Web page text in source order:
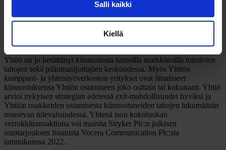
Salli kaikki
Kiellä
Yhtiön osakkeenomistajien tavoitteena on kaikkien osakkeiden
samanaikainen kontrolloitu myynti viimeistään vuoden 2024 aikana.
Myös Yhtiön pörssilistautumista pidetään potentiaalisena exit-
kanavana, ja sen mahdollisuuksia kartoitetaan osana muuta
Yhtiö on jo herättänyt kiinnostusta samoilla markkinoilla toimivien
tahojen sekä pääomasijoittajien keskuudessa. Myös Yhtiön
kumppani- ja yhteistyöverkoston yritykset ovat ilmaisseet
kiinnostuksensa Yhtiön ostamiseen joko osittain tai kokonaan. Yhtiö
arvioi nykyisen strategian edetessä exit-mahdollisuudet hyviksi ja
Yhtiön osakkeiden ostamisesta kiinnostuneiden tahojen lukumäärän
nousevan tulevaisuudessa. Yhtenä ison kokoluokan
verrokkitransaktiona voi mainita Stryker Plc:n julkisen
ostotarjouksen listatusta Vocera Communication Plc:sta
tammikuussa 2022.